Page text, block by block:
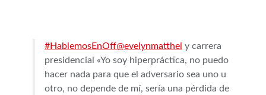
#HablemosEnOff@evelynmatthei y carrera
presidencial «Yo soy hiperpráctica, no puedo
hacer nada para que el adversario sea uno u
otro, no depende de mí, sería una pérdida de